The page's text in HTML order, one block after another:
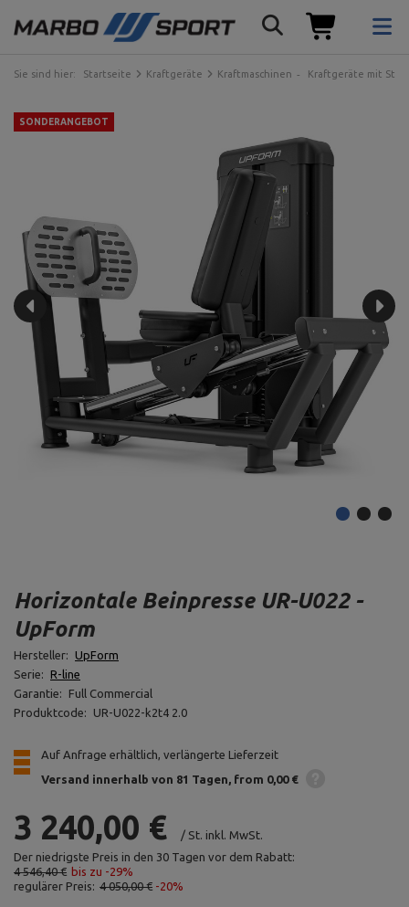
Sie sind hier: Startseite Kraftgeräte Kraftmaschinen Kraftgeräte mit
SONDERANGEBOT
Horizontale Beinpresse UR-U022 -
UpForm
Hersteller: UpForm
Serie: R-line
Garantie:
Full Commercial
Produktcode:
UR-U022-k2t4 2.0
Auf Anfrage erhältlich, verlängerte Lieferzeit
Versand innerhalb von 81 Tagen from 0,00 €
3 240,00 € / St. inkl. MwSt.
Der niedrigste Preis in den 30 Tagen vor dem Rabatt:
4 546,40 € bis zu -29%
regulärer Preis: 4 050,00 € -20%